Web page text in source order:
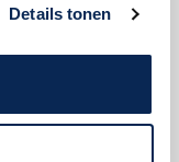
Details tonen